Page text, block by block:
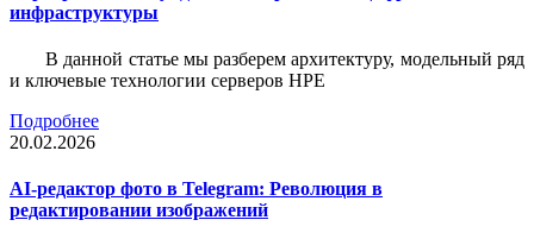
инфраструктуры
В данной статье мы разберем архитектуру, модельный ряд
и ключевые технологии серверов HPE
Подробнее
20.02.2026
AI-редактор фото в Telegram: Революция в
редактировании изображений